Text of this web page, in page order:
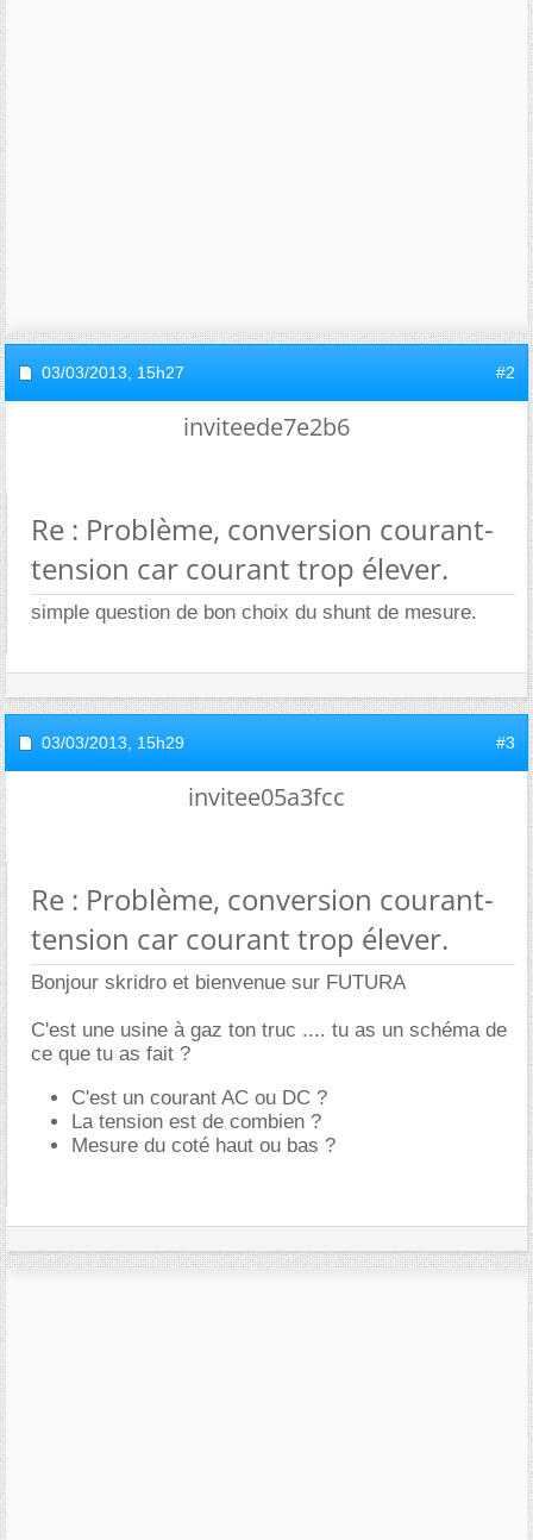
03/03/2013, 15h27 #2
inviteede7e2b6
Re : Problème, conversion courant-
tension car courant trop élever.
simple question de bon choix du shunt de mesure.
03/03/2013, 15h29 #3
invitee05a3fcc
Re : Problème, conversion courant-
tension car courant trop élever.
Bonjour skridro et bienvenue sur FUTURA
C'est une usine à gaz ton truc .... tu as un schéma de
ce que tu as fait ?
C'est un courant AC ou DC ?
La tension est de combien ?
Mesure du coté haut ou bas ?